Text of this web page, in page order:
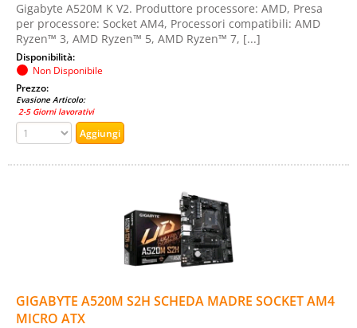
Gigabyte A520M K V2. Produttore processore: AMD, Presa
per processore: Socket AM4, Processori compatibili: AMD
Ryzen™ 3, AMD Ryzen™ 5, AMD Ryzen™ 7, [...]
Disponibilità:
Non Disponibile
Prezzo:
Evasione Articolo:
2-5 Giorni lavorativi
GIGABYTE A520M S2H SCHEDA MADRE SOCKET AM4
MICRO ATX